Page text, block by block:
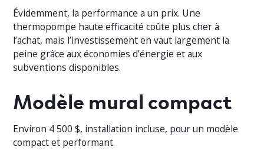
Évidemment, la performance a un prix. Une
thermopompe haute efficacité coûte plus cher à
l’achat, mais l’investissement en vaut largement la
peine grâce aux économies d’énergie et aux
subventions disponibles.
Modèle mural compact
Environ 4 500 $, installation incluse, pour un modèle
compact et performant.